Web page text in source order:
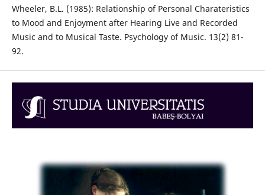
Wheeler, B.L. (1985): Relationship of Personal Charateristics
to Mood and Enjoyment after Hearing Live and Recorded
Music and to Musical Taste. Psychology of Music. 13(2) 81-
92.